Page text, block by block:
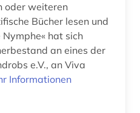
oder weiteren
Bücher lesen und
Nymphe« hat sich
an eines der
e.V., an Viva
Informationen